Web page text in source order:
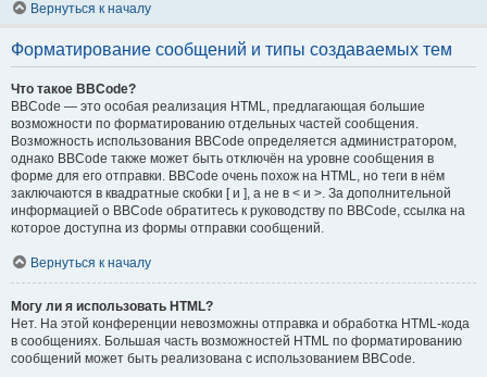
Вернуться к началу
Форматирование сообщений и типы создаваемых тем
Что такое BBCode?
BBCode — это особая реализация HTML, предлагающая большие
возможности по форматированию отдельных частей сообщения.
Возможность использования BBCode определяется администратором,
однако BBCode также может быть отключён на уровне сообщения в
форме для его отправки. BBCode очень похож на HTML, но теги в нём
заключаются в квадратные скобки [ и ], а не в < и >. За дополнительной
информацией о BBCode обратитесь к руководству по BBCode, ссылка на
которое доступна из формы отправки сообщений.
Вернуться к началу
Могу ли я использовать HTML?
Нет. На этой конференции невозможны отправка и обработка HTML-кода
в сообщениях. Большая часть возможностей HTML по форматированию
сообщений может быть реализована с использованием BBCode.